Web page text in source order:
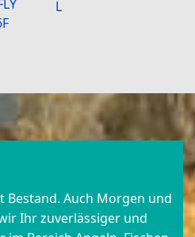
L
Bestand. Auch Morgen und
Ihr zuverlässiger und